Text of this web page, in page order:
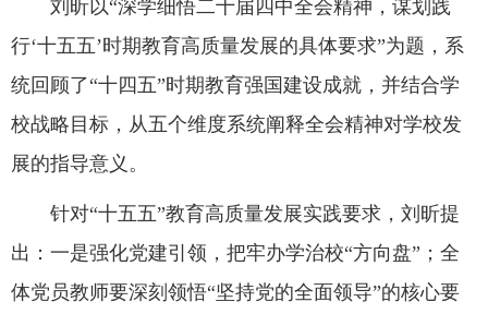
刘昕以“深学细悟二十届四中全会精神，谋划践
行‘十五五’时期教育高质量发展的具体要求”为题，系
统回顾了“十四五”时期教育强国建设成就，并结合学
校战略目标，从五个维度系统阐释全会精神对学校发
展的指导意义。
针对“十五五”教育高质量发展实践要求，刘昕提
出：一是强化党建引领，把牢办学治校“方向盘”；全
体党员教师要深刻领悟“坚持党的全面领导”的核心要